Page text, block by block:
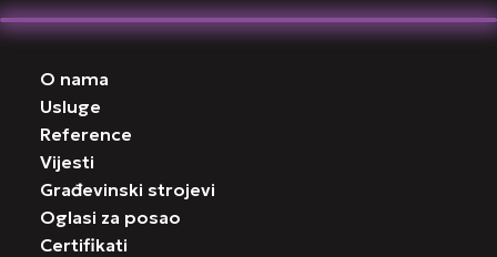
O nama
Usluge
Reference
Vijesti
Građevinski strojevi
Oglasi za posao
Certifikati